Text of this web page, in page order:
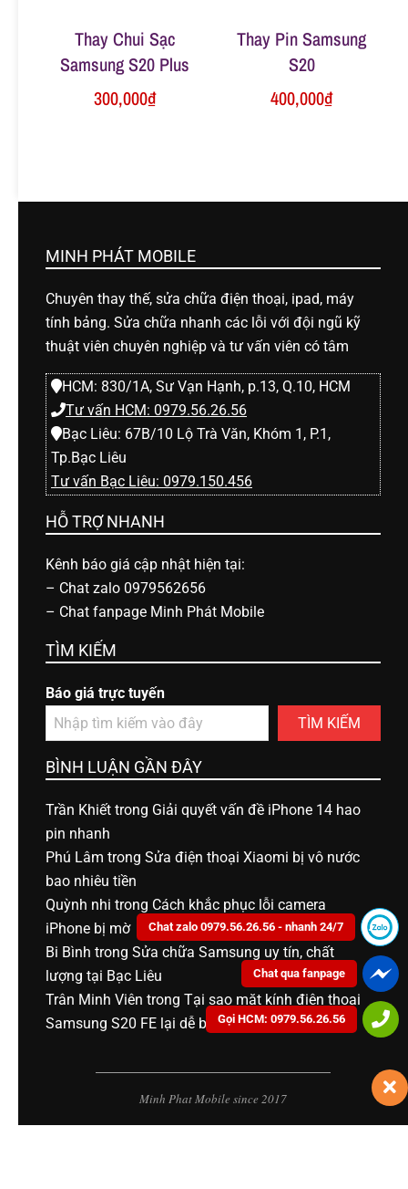
Thay Chui Sạc
Samsung S20 Plus
300,000₫
Thay Pin Samsung
S20
400,000₫
MINH PHÁT MOBILE
Chuyên thay thế, sửa chữa điện thoại, ipad, máy
tính bảng. Sửa chữa nhanh các lỗi với đội ngũ kỹ
thuật viên chuyên nghiệp và tư vấn viên có tâm
HCM: 830/1A, Sư Vạn Hạnh, p.13, Q.10, HCM
Tư vấn HCM: 0979.56.26.56
Bạc Liêu: 67B/10 Lộ Trà Văn, Khóm 1, P.1,
Tp.Bạc Liêu
Tư vấn Bạc Liêu: 0979.150.456
HỖ TRỢ NHANH
Kênh báo giá cập nhật hiện tại:
– Chat zalo 0979562656
– Chat fanpage Minh Phát Mobile
TÌM KIẾM
Báo giá trực tuyến
TÌM KIẾM
BÌNH LUẬN GẦN ĐÂY
Trần Khiết trong Giải quyết vấn đề iPhone 14 hao
pin nhanh
Phú Lâm trong Sửa điện thoại Xiaomi bị vô nước
bao nhiêu tiền
Quỳnh nhi trong Cách khắc phục lỗi camera
iPhone bị mờ
Bi Bình trong Sửa chữa Samsung uy tín, chất
lượng tại Bạc Liêu
Trân Minh Viên trong Tại sao mặt kính điện thoại
Samsung S20 FE lại dễ bị vỡ?
Minh Phat Mobile since 2017
Chat zalo 0979.56.26.56 - nhanh 24/7
Chat qua fanpage
Gọi HCM: 0979.56.26.56